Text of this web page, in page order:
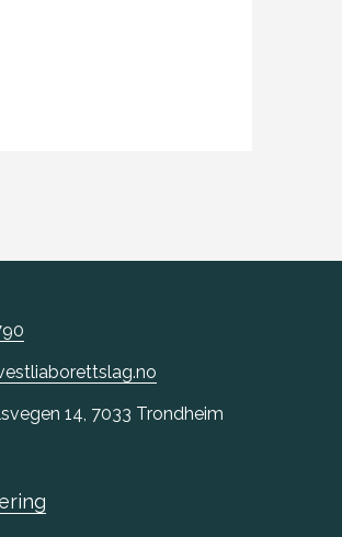
14, 7033 Trondheim